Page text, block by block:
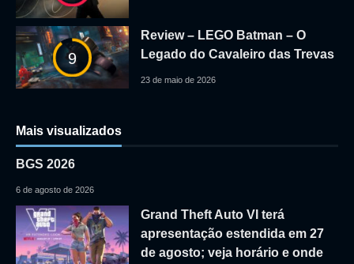
9
Review – LEGO Batman – O
Legado do Cavaleiro das Trevas
23 de maio de 2026
Mais visualizados
BGS 2026
6 de agosto de 2026
Grand Theft Auto VI terá
apresentação estendida em 27
de agosto; veja horário e onde